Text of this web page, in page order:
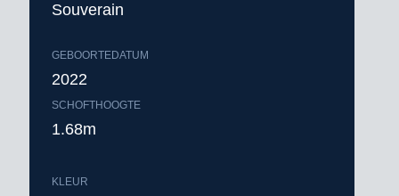
Souverain
GEBOORTEDATUM
2022
SCHOFTHOOGTE
1.68m
KLEUR